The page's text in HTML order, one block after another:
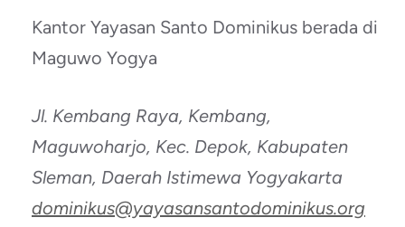
Kantor Yayasan Santo Dominikus berada di
Maguwo Yogya
Jl. Kembang Raya, Kembang,
Maguwoharjo, Kec. Depok, Kabupaten
Sleman, Daerah Istimewa Yogyakarta
dominikus@yayasansantodominikus.org